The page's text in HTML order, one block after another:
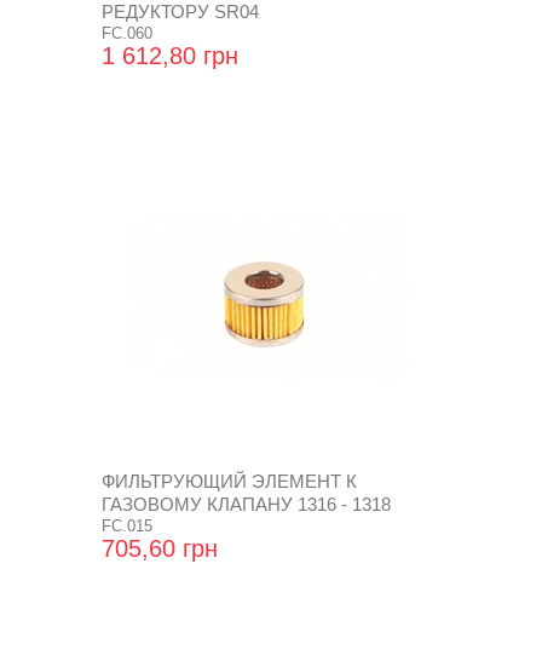
РЕДУКТОРУ SR04
FC.060
1 612,80 грн
ФИЛЬТРУЮЩИЙ ЭЛЕМЕНТ К
ГАЗОВОМУ КЛАПАНУ 1316 - 1318
FC.015
705,60 грн